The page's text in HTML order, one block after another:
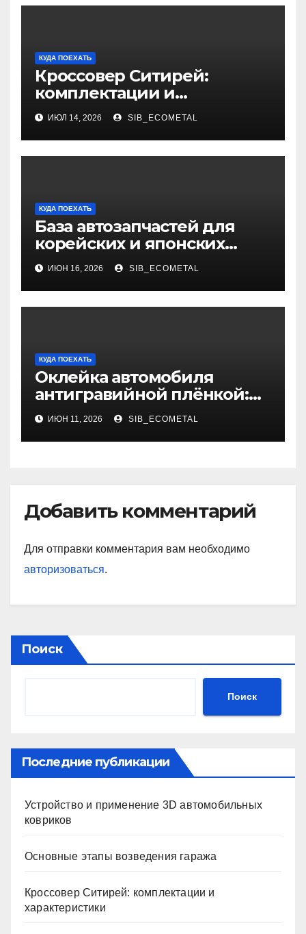
КУДА ПОЕХАТЬ
Кроссовер Ситирей:
комплектации и
характеристики
ИЮЛ 14, 2026 SIB_ECOMETAL
КУДА ПОЕХАТЬ
База автозапчастей для
корейских и японских
грузовиков
ИЮН 16, 2026 SIB_ECOMETAL
КУДА ПОЕХАТЬ
Оклейка автомобиля
антигравийной плёнкой:
методы нанесения, типы
материалов и
эксплуатационные
ИЮН 11, 2026 SIB_ECOMETAL
Добавить комментарий
Для отправки комментария вам необходимо
авторизоваться.
Поиск
Поиск
Последние публикации
Устройство и применение 3D автомобильных
ковриков
Основные этапы возведения гаража
Кроссовер Ситирей: комплектации и
характеристики